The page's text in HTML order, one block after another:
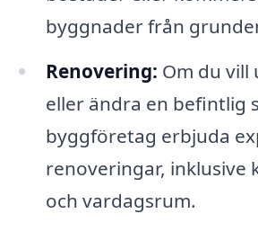
byggnader från
Renovering: Om du vill
eller ändra en befintlig
byggföretag erbjuda
renoveringar, inklusive
och vardagsrum.